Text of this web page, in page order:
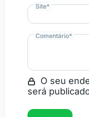
Comentário*
O seu
será
Site*